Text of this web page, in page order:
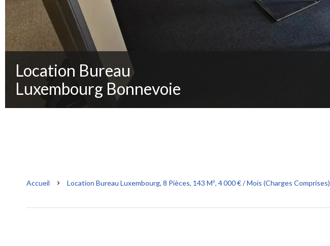
Location Bureau
Luxembourg Bonnevoie
Accueil Location Bureau Luxembourg, 8 Pièces, 143 M², 4 000 € / Mois (Charges Comprises)